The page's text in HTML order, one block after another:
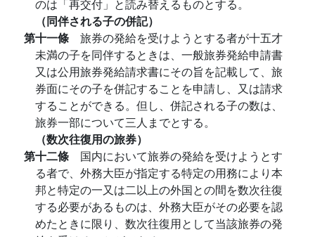
のは「再交付」と読み替えるものとする。
（同伴される子の併記）
第十一條 旅券の発給を受けようとする者が十五才
未満の子を同伴するときは、一般旅券発給申請書
又は公用旅券発給請求書にその旨を記載して、旅
券面にその子を併記することを申請し、又は請求
することができる。但し、併記される子の数は、
旅券一部について三人までとする。
（数次往復用の旅券）
第十二條 国内において旅券の発給を受けようとす
る者で、外務大臣が指定する特定の用務により本
邦と特定の一又は二以上の外国との間を数次往復
する必要があるものは、外務大臣がその必要を認
めたときに限り、数次往復用として当該旅券の発